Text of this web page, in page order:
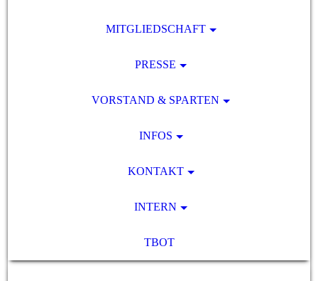
MITGLIEDSCHAFT
PRESSE
VORSTAND & SPARTEN
INFOS
KONTAKT
INTERN
TBOT